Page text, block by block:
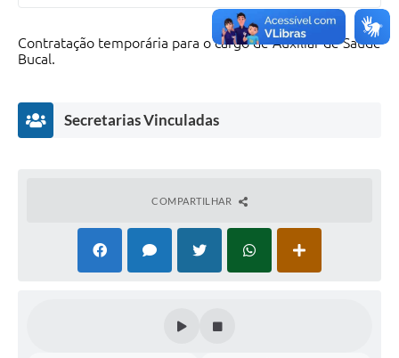
Contratação temporária para o cargo de Auxiliar de Saúde
Bucal.
Secretarias Vinculadas
COMPARTILHAR